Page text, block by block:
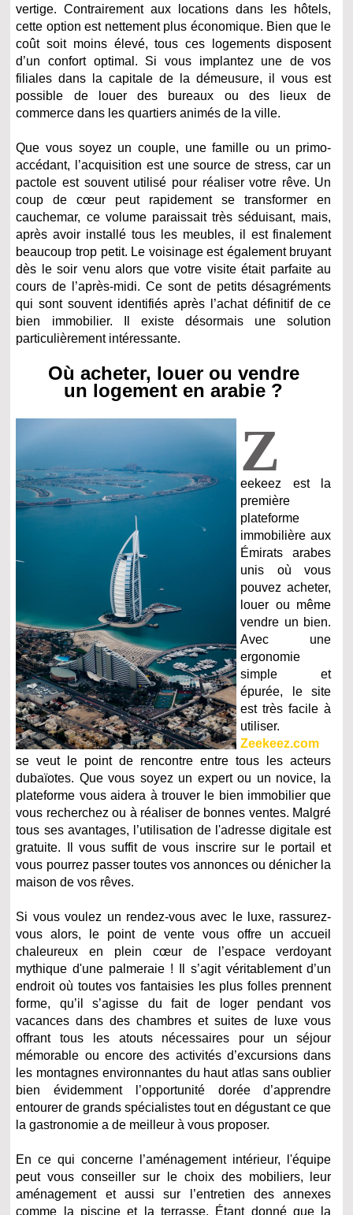
vertige. Contrairement aux locations dans les hôtels,
cette option est nettement plus économique. Bien que le
coût soit moins élevé, tous ces logements disposent
d’un confort optimal. Si vous implantez une de vos
filiales dans la capitale de la démeusure, il vous est
possible de louer des bureaux ou des lieux de
commerce dans les quartiers animés de la ville.
Que vous soyez un couple, une famille ou un primo-
accédant, l’acquisition est une source de stress, car un
pactole est souvent utilisé pour réaliser votre rêve. Un
coup de cœur peut rapidement se transformer en
cauchemar, ce volume paraissait très séduisant, mais,
après avoir installé tous les meubles, il est finalement
beaucoup trop petit. Le voisinage est également bruyant
dès le soir venu alors que votre visite était parfaite au
cours de l’après-midi. Ce sont de petits désagréments
qui sont souvent identifiés après l’achat définitif de ce
bien immobilier. Il existe désormais une solution
particulièrement intéressante.
Où acheter, louer ou vendre
un logement en arabie ?
Z
eekeez est la
première
plateforme
immobilière aux
Émirats arabes
unis où vous
pouvez acheter,
louer ou même
vendre un bien.
Avec une
ergonomie
simple et
épurée, le site
est très facile à
utiliser.
Zeekeez.com
se veut le point de rencontre entre tous les acteurs
dubaïotes. Que vous soyez un expert ou un novice, la
plateforme vous aidera à trouver le bien immobilier que
vous recherchez ou à réaliser de bonnes ventes. Malgré
tous ses avantages, l’utilisation de l'adresse digitale est
gratuite. Il vous suffit de vous inscrire sur le portail et
vous pourrez passer toutes vos annonces ou dénicher la
maison de vos rêves.
Si vous voulez un rendez-vous avec le luxe, rassurez-
vous alors, le point de vente vous offre un accueil
chaleureux en plein cœur de l’espace verdoyant
mythique d'une palmeraie ! Il s’agit véritablement d’un
endroit où toutes vos fantaisies les plus folles prennent
forme, qu’il s’agisse du fait de loger pendant vos
vacances dans des chambres et suites de luxe vous
offrant tous les atouts nécessaires pour un séjour
mémorable ou encore des activités d’excursions dans
les montagnes environnantes du haut atlas sans oublier
bien évidemment l’opportunité dorée d’apprendre
entourer de grands spécialistes tout en dégustant ce que
la gastronomie a de meilleur à vous proposer.
En ce qui concerne l’aménagement intérieur, l'équipe
peut vous conseiller sur le choix des mobiliers, leur
aménagement et aussi sur l’entretien des annexes
comme la piscine et la terrasse. Étant donné que la